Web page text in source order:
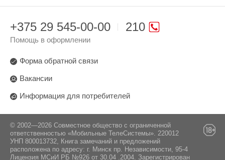
210
+375 29 545-00-00
Помощь в оформлении
Форма обратной связи
Вакансии
Информация для потребителей
© 2002—2026 Совместное общество с ограниченной
ответственностью «Мобильные ТелеСистемы». 220012
УНП 800013732, Книга замечаний и предложений
расположена по адресу: г. Минск пр. Независимости, 95-4
Лицензия МСиИ РБ №926 от 30.04 .2004. Зарегистрирован